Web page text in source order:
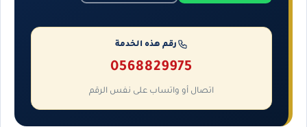
رقم هذه الخدمة
0568829975
اتصال أو واتساب على نفس الرقم